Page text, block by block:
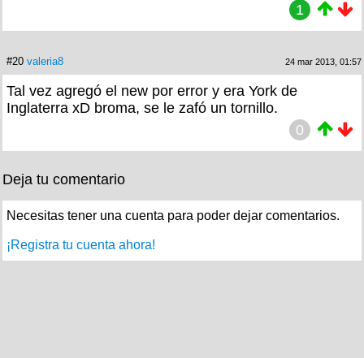
1
#20 valeria8 24 mar 2013, 01:57
Tal vez agregó el new por error y era York de
Inglaterra xD broma, se le zafó un tornillo.
0
Deja tu comentario
Necesitas tener una cuenta para poder dejar comentarios.
¡Registra tu cuenta ahora!